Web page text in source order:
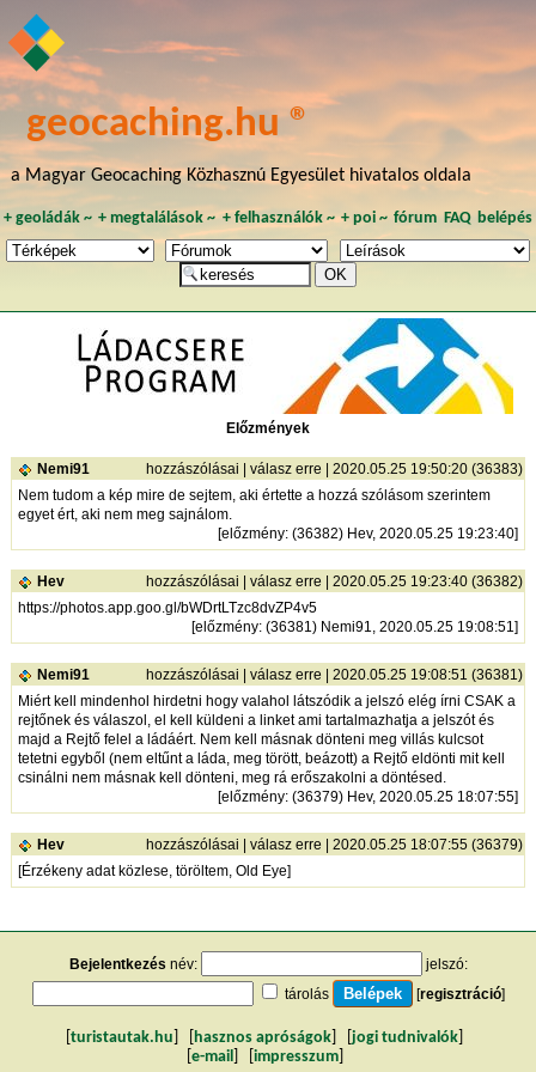
geocaching.hu ®
a Magyar Geocaching Közhasznú Egyesület hivatalos oldala
+ geoládák~ +megtalálások ~ + felhasználók~ + poi~ fórum FAQ belépés
Előzmények
Nemi91 hozzászólásai válasz erre | 2020.05.25 19:50:20 (36383)
Nem tudom a kép mire de sejtem, aki értette a hozzá szólásom szerintem
egyet ért, aki nem meg sajnálom.
[előzmény: (36382) Hev, 2020.05.25 19:23:40]
Hev hozzászólásai válasz erre | 2020.05.25 19:23:40 (36382)
https://photos.app.goo.gl/bWDrtLTzc8dvZP4v5
[előzmény: (36381) Nemi91, 2020.05.25 19:08:51]
Nemi91 hozzászólásai válasz erre | 2020.05.25 19:08:51 (36381)
Miért kell mindenhol hirdetni hogy valahol látszódik a jelszó elég írni CSAK a
rejtőnek és válaszol, el kell küldeni a linket ami tartalmazhatja a jelszót és
majd a Rejtő felel a ládáért. Nem kell másnak dönteni meg villás kulcsot
tetetni egyből (nem eltűnt a láda, meg törött, beázott) a Rejtő eldönti mit kell
csinálni nem másnak kell dönteni, meg rá erőszakolni a döntésed.
[előzmény: (36379) Hev, 2020.05.25 18:07:55]
Hev hozzászólásai válasz erre | 2020.05.25 18:07:55 (36379)
[Érzékeny adat közlese, töröltem, Old Eye]
Bejelentkezés név:
jelszó:
tárolás
[regisztráció]
turistautak.hu hasznos apróságok jogi tudnivalók
e-mail impresszum]